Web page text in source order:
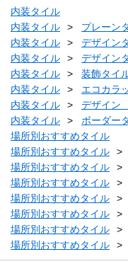
内装タイル
内装タイル
プレーン
内装タイル
デザイン
内装タイル
デザイン
内装タイル
装飾タイ
内装タイル
エコカラ
内装タイル
デザイン
内装タイル
ボーダー
場所別おすすめタイル
場所別おすすめタイル
場所別おすすめタイル
場所別おすすめタイル
場所別おすすめタイル
場所別おすすめタイル
場所別おすすめタイル
場所別おすすめタイル